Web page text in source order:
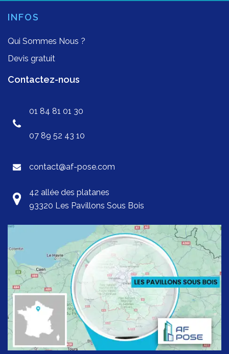
INFOS
Qui Sommes Nous ?
Devis gratuit
Contactez-nous
01 84 81 01 30
07 89 52 43 10
contact@af-pose.com
42 allée des platanes
93320 Les Pavillons Sous Bois